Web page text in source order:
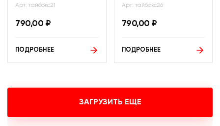
Арт: тайбокс21
790,00 ₽
ПОДРОБНЕЕ
Арт: тайбокс26
790,00 ₽
ПОДРОБНЕЕ
ЗАГРУЗИТЬ ЕЩЕ